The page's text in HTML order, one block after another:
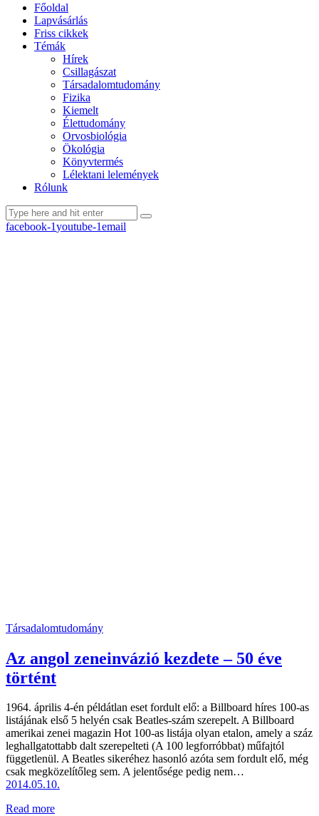
Főoldal
Lapvásárlás
Friss cikkek
Témák
Hírek
Csillagászat
Társadalomtudomány
Fizika
Kiemelt
Élettudomány
Orvosbiológia
Ökológia
Könyvtermés
Lélektani lelemények
Rólunk
facebook-1youtube-1email
Társadalomtudomány
Az angol zeneinvázió kezdete – 50 éve
történt
1964. április 4-én példátlan eset fordult elő: a Billboard híres 100-as
listájának első 5 helyén csak Beatles-szám szerepelt. A Billboard
amerikai zenei magazin Hot 100-as listája olyan etalon, amely a száz
leghallgatottabb dalt szerepelteti (A 100 legforróbbat) műfajtól
függetlenül. A Beatles sikeréhez hasonló azóta sem fordult elő, még
csak megközelítőleg sem. A jelentősége pedig nem…
2014.05.10.
Read more